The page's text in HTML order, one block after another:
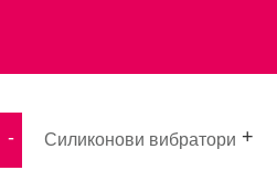
Силиконови вибратори